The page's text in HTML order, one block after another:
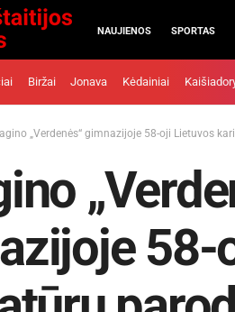
NAUJIENOS SPORTAS
Biržai Jonava Kėdainiai
„Verdenės“ gimnazijoje 58-oji Lietuvos
58-